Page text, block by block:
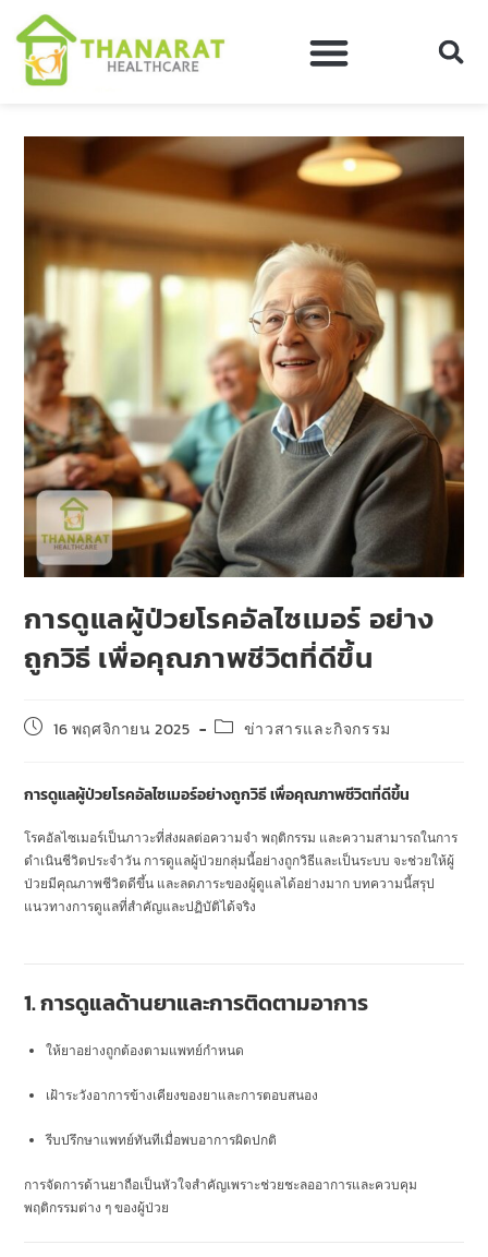
การดูแลผู้ป่วยโรคอัลไซเมอร์ อย่าง
ถูกวิธี เพื่อคุณภาพชีวิตที่ดีขึ้น
16 พฤศจิกายน 2025 ข่าวสารและกิจกรรม
การดูแลผู้ป่วยโรคอัลไซเมอร์อย่างถูกวิธี เพื่อคุณภาพชีวิตที่ดีขึ้น
โรคอัลไซเมอร์เป็นภาวะที่ส่งผลต่อความจำ พฤติกรรม และความสามารถในการ
ดำเนินชีวิตประจำวัน การดูแลผู้ป่วยกลุ่มนี้อย่างถูกวิธีและเป็นระบบ จะช่วยให้ผู้
ป่วยมีคุณภาพชีวิตดีขึ้น และลดภาระของผู้ดูแลได้อย่างมาก บทความนี้สรุป
แนวทางการดูแลที่สำคัญและปฏิบัติได้จริง
1. การดูแลด้านยาและการติดตามอาการ
ให้ยาอย่างถูกต้องตามแพทย์กำหนด
เฝ้าระวังอาการข้างเคียงของยาและการตอบสนอง
รีบปรึกษาแพทย์ทันทีเมื่อพบอาการผิดปกติ
การจัดการด้านยาถือเป็นหัวใจสำคัญเพราะช่วยชะลออาการและควบคุม
พฤติกรรมต่าง ๆ ของผู้ป่วย